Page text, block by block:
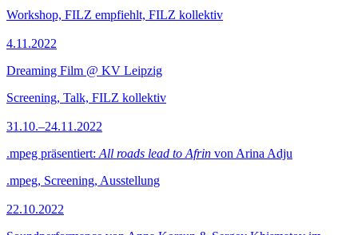
Workshop, FILZ empfiehlt, FILZ kollektiv
4.11.2022
Dreaming Film @ KV Leipzig
Screening, Talk, FILZ kollektiv
31.10.–24.11.2022
.mpeg präsentiert: All roads lead to Afrin von Arina Adju
.mpeg, Screening, Ausstellung
22.10.2022